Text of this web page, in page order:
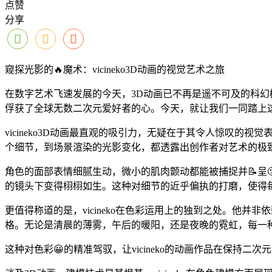
点赞
分享
窥探光影的🔥魔术：vicineko3D动画的视觉艺术之旅
在数字艺术飞速发展的今天，3D动画已不再是遥不可及的科
俘获了全球无数二次元爱好者的心。今天，就让我们一同踏
vicineko3D动画最直观的吸引力，无疑在于其令人惊叹的视
个细节，到场景渲染的光影变化，都透露出创作者对艺术的极
角色的面部表情细腻生动，微小的肌肉颤动都能被捕捉并📝
的镜头下变得栩栩如生。这种对细节的近乎偏执的打磨，使
更值得称道的是，vicineko在色彩运用上的独到之处。他并非
格。无论是清晨的薄雾，午后的暖阳，还是夜晚的霓虹，每
这种对色彩😀的精准驾驭，让vicineko的动画作品在保持二次